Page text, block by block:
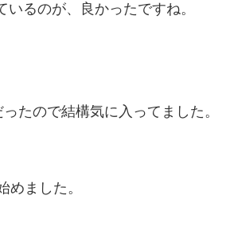
るのが、良かったですね。
たので結構気に入ってました。
ました。